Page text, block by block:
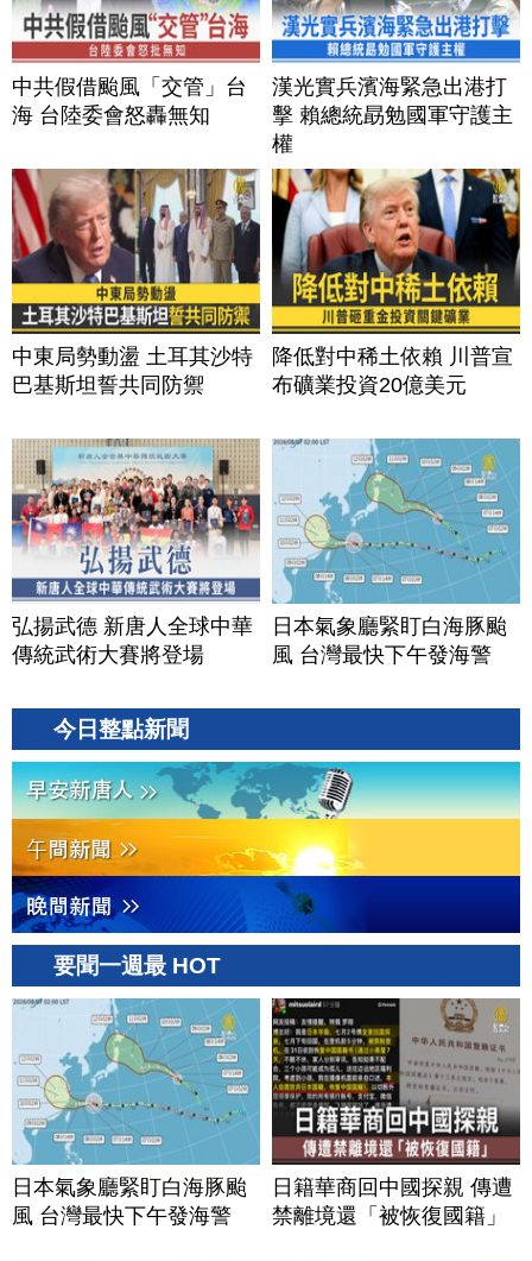
中共假借颱風「交管」台
海 台陸委會怒轟無知
漢光實兵濱海緊急出港打
擊 賴總統勗勉國軍守護主
權
中東局勢動盪 土耳其沙特
巴基斯坦誓共同防禦
降低對中稀土依賴 川普宣
布礦業投資20億美元
弘揚武德 新唐人全球中華
傳統武術大賽將登場
日本氣象廳緊盯白海豚颱
風 台灣最快下午發海警
今日整點新聞
要聞一週最 HOT
日本氣象廳緊盯白海豚颱
風 台灣最快下午發海警
日籍華商回中國探親 傳遭
禁離境還「被恢復國籍」